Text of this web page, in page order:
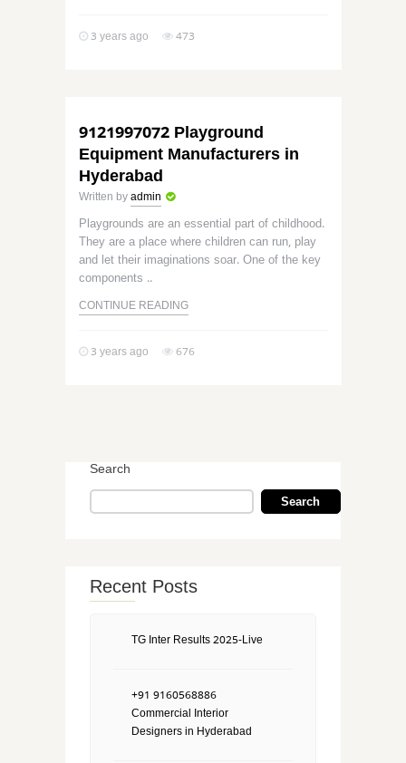
3 years ago 473
9121997072 Playground
Equipment Manufacturers in
Hyderabad
Written byadmin
Playgrounds are an essential part of childhood.
They are a place where children can run, play
and let their imaginations soar. One of the key
components ..
CONTINUE READING
3 years ago 676
Search
Search
Recent Posts
TG Inter Results 2025-Live
+91 9160568886
Commercial Interior
Designers in Hyderabad